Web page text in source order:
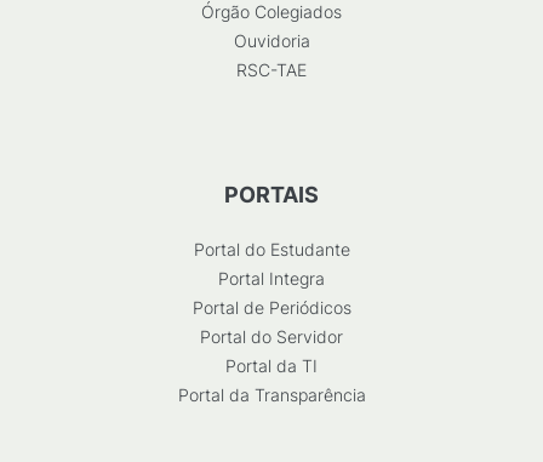
Órgão Colegiados
Ouvidoria
RSC-TAE
PORTAIS
Portal do Estudante
Portal Integra
Portal de Periódicos
Portal do Servidor
Portal da TI
Portal da Transparência